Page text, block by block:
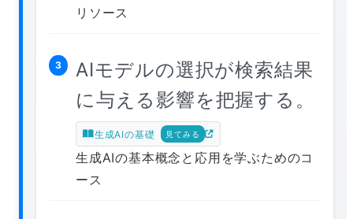
リソース
3
AIモデルの選択が検索結果
に与える影響を把握する。
生成AIの基礎 見てみる
生成AIの基本概念と応用を学ぶためのコ
ース